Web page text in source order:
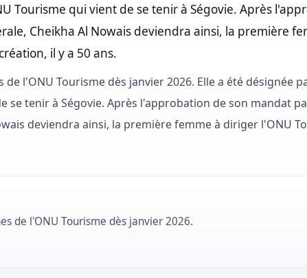
Tourisme qui vient de se tenir à Ségovie. Après
Cheikha Al Nowais deviendra ainsi, la première
il y a 50 ans.
l'ONU Tourisme dès janvier 2026. Elle a été désignée
se tenir à Ségovie. Après l'approbation de son mandat
deviendra ainsi, la première femme à diriger l'ONU
de l'ONU Tourisme dès janvier 2026.